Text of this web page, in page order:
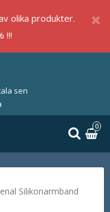
olika produkter.
!!!
sen
0
Silikonarmband